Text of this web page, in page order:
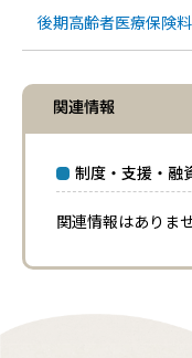
後期高齢者医療保険
関連情報
制度・支援・融
関連情報はありませ